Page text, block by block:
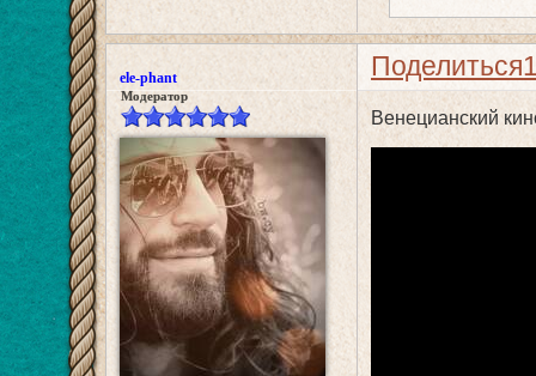
Поделиться
ele-phant
Модератор
Венецианский